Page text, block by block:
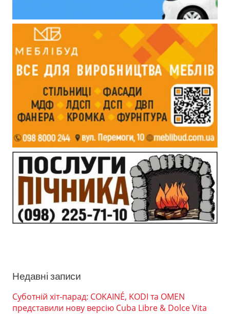
Недавні записи
Суботній хіт-парад: COKAINÉ, KODI та OMEN
представили нову версію Cuba Libre & Dolce Vita